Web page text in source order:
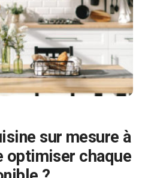
sur mesure à
optimiser chaque